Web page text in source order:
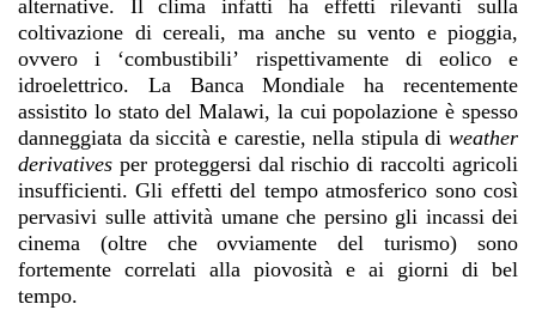
alternative. Il clima infatti ha effetti rilevanti sulla
coltivazione di cereali, ma anche su vento e pioggia,
ovvero i ‘combustibili’ rispettivamente di eolico e
idroelettrico. La Banca Mondiale ha recentemente
assistito lo stato del Malawi, la cui popolazione è spesso
danneggiata da siccità e carestie, nella stipula di weather
derivatives per proteggersi dal rischio di raccolti agricoli
insufficienti. Gli effetti del tempo atmosferico sono così
pervasivi sulle attività umane che persino gli incassi dei
cinema (oltre che ovviamente del turismo) sono
fortemente correlati alla piovosità e ai giorni di bel
tempo.